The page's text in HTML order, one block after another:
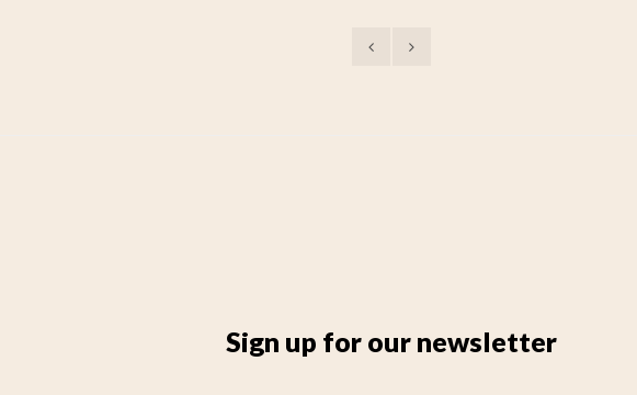
Sign up for our newsletter